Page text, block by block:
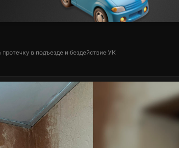
в подъезде и бездействие УК